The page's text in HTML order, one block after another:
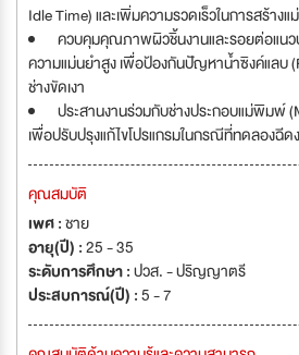
Idle Time) และเพิ่มความรวดเร็วในการสร้าง
ควบคุมคุณภาพผิวชิ้นงานและรอยต่อแนว
ความแม่นยำสูง เพื่อป้องกันปัญหาน้ำซิงค์แลบ
ช่างขัดเงา
ประสานงานร่วมกับช่างประกอบแม่พิมพ์
เพื่อปรับปรุงแก้ไขโปรแกรมในกรณีที่ทดลองฉี
คุณสมบัติ
เพศ :ชาย
อายุ(ปี) :25 - 35
ระดับการศึกษา :ปวส. - ปริญญาตรี
ประสบการณ์(ปี) :5 - 7